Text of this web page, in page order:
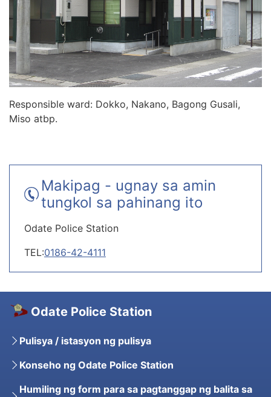
Responsible ward: Dokko, Nakano, Bagong Gusali,
Miso atbp.
Makipag - ugnay sa amin
tungkol sa pahinang ito
Odate Police Station
TEL:0186-42-4111
Odate Police Station
Pulisya / istasyon ng pulisya
Konseho ng Odate Police Station
Humiling ng form para sa pagtanggap ng balita sa